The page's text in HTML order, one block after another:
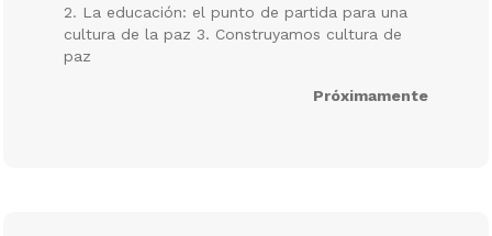
2. La educación: el punto de partida para una
cultura de la paz 3. Construyamos cultura de
paz
Próximamente